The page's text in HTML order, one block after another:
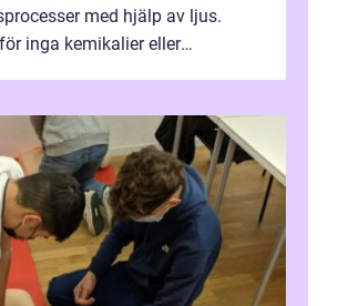
med hjälp av ljus.
inga kemikalier eller